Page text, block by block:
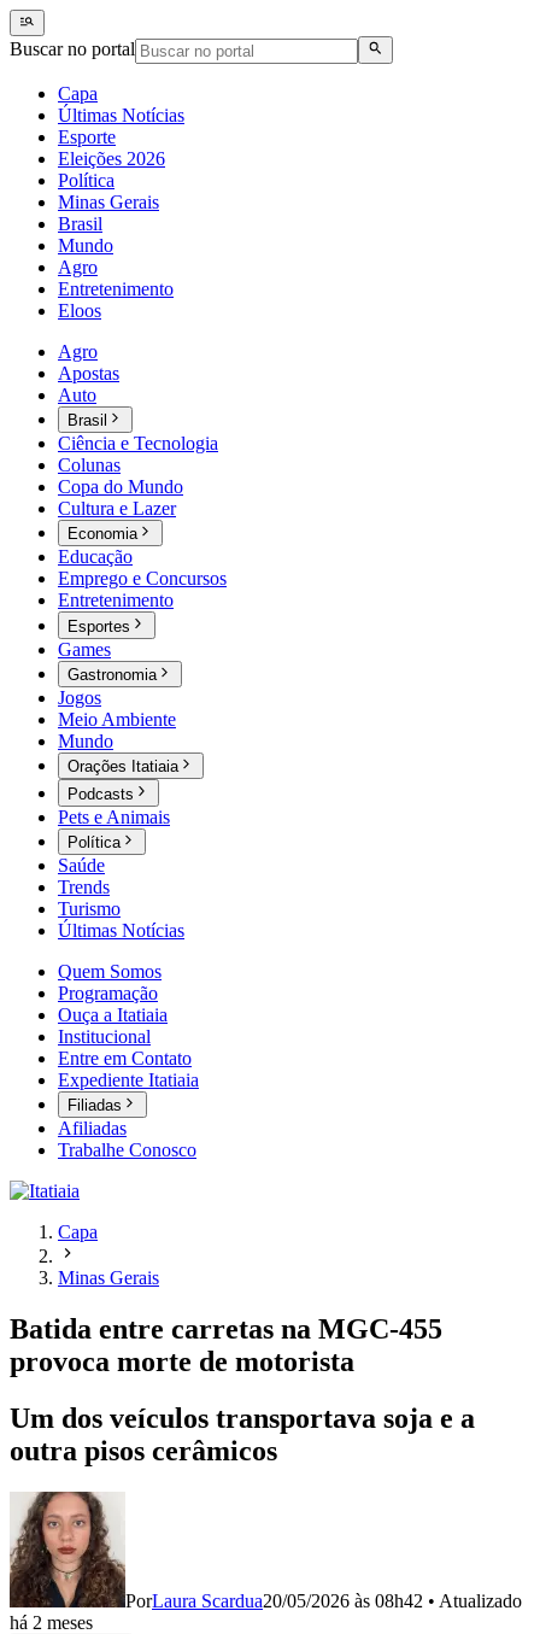
Buscar no portal
Capa
Últimas Notícias
Esporte
Eleições 2026
Política
Minas Gerais
Brasil
Mundo
Agro
Entretenimento
Eloos
Agro
Apostas
Auto
Brasil
Ciência e Tecnologia
Colunas
Copa do Mundo
Cultura e Lazer
Economia
Educação
Emprego e Concursos
Entretenimento
Esportes
Games
Gastronomia
Jogos
Meio Ambiente
Mundo
Orações Itatiaia
Podcasts
Pets e Animais
Política
Saúde
Trends
Turismo
Últimas Notícias
Quem Somos
Programação
Ouça a Itatiaia
Institucional
Entre em Contato
Expediente Itatiaia
Filiadas
Afiliadas
Trabalhe Conosco
Capa
Minas Gerais
Batida entre carretas na MGC-455
provoca morte de motorista
Um dos veículos transportava soja e a
outra pisos cerâmicos
PorLaura Scardua20/05/2026 às 08h42 • Atualizado
há 2 meses